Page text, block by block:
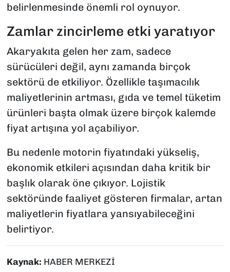
belirlenmesinde önemli rol oynuyor.
Zamlar zincirleme etki yaratıyor
Akaryakıta gelen her zam, sadece
sürücüleri değil, aynı zamanda birçok
sektörü de etkiliyor. Özellikle taşımacılık
maliyetlerinin artması, gıda ve temel tüketim
ürünleri başta olmak üzere birçok kalemde
fiyat artışına yol açabiliyor.
Bu nedenle motorin fiyatındaki yükseliş,
ekonomik etkileri açısından daha kritik bir
başlık olarak öne çıkıyor. Lojistik
sektöründe faaliyet gösteren firmalar, artan
maliyetlerin fiyatlara yansıyabileceğini
belirtiyor.
Kaynak: HABER MERKEZİ